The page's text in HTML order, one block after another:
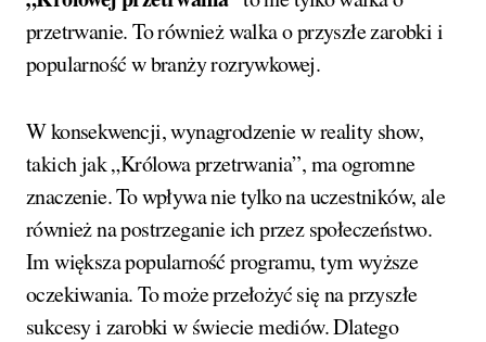
przetrwanie. To również walka o przyszłe zarobki i
popularność w branży rozrywkowej.
W konsekwencji, wynagrodzenie w reality show,
takich jak „Królowa przetrwania”, ma ogromne
znaczenie. To wpływa nie tylko na uczestników, ale
również na postrzeganie ich przez społeczeństwo.
Im większa popularność programu, tym wyższe
oczekiwania. To może przełożyć się na przyszłe
sukcesy i zarobki w świecie mediów. Dlatego